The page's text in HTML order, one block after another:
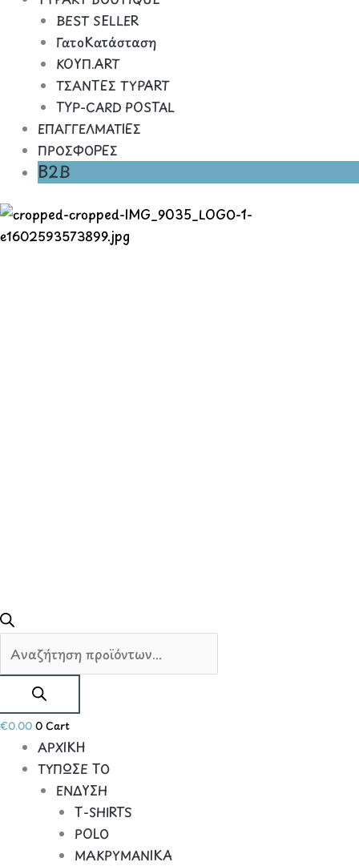
BEST SELLER
ΓατοΚατάσταση
ΚΟΥΠ.ART
ΤΣΑΝΤΕΣ TYPART
TYP-CARD POSTAL
ΕΠΑΓΓΕΛΜΑΤΙΕΣ
ΠΡΟΣΦΟΡΕΣ
B2B
€0.00 0 Cart
ΑΡΧΙΚΗ
ΤΥΠΩΣΕ ΤΟ
ΕΝΔΥΣΗ
Τ-SHIRTS
POLO
ΜΑΚΡΥΜΑΝΙΚΑ